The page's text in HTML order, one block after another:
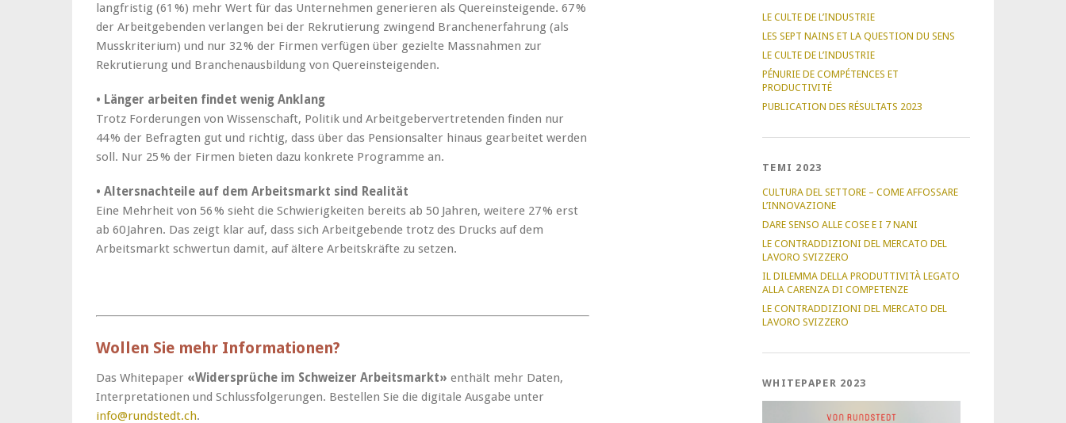
langfristig (61 %) mehr Wert für das Unternehmen generieren als Quereinsteigende. 67 %
der Arbeitgebenden verlangen bei der Rekrutierung zwingend Branchenerfahrung (als
Musskriterium) und nur 32 % der Firmen verfügen über gezielte Massnahmen zur
Rekrutierung und Branchenausbildung von Quereinsteigenden.
• Länger arbeiten findet wenig Anklang
Trotz Forderungen von Wissenschaft, Politik und Arbeitgebervertretenden finden nur
44 % der Befragten gut und richtig, dass über das Pensionsalter hinaus gearbeitet werden
soll. Nur 25 % der Firmen bieten dazu konkrete Programme an.
• Altersnachteile auf dem Arbeitsmarkt sind Realität
Eine Mehrheit von 56 % sieht die Schwierigkeiten bereits ab 50 Jahren, weitere 27 % erst
ab 60 Jahren. Das zeigt klar auf, dass sich Arbeitgebende trotz des Drucks auf dem
Arbeitsmarkt schwertun damit, auf ältere Arbeitskräfte zu setzen.
Wollen Sie mehr Informationen?
Das Whitepaper «Widersprüche im Schweizer Arbeitsmarkt» enthält mehr Daten,
Interpretationen und Schlussfolgerungen. Bestellen Sie die digitale Ausgabe unter
info@rundstedt.ch.
LE CULTE DE L’INDUSTRIE
LES SEPT NAINS ET LA QUESTION DU SENS
LE CULTE DE L’INDUSTRIE
PÉNURIE DE COMPÉTENCES ET
PRODUCTIVITÉ
PUBLICATION DES RÉSULTATS 2023
TEMI 2023
CULTURA DEL SETTORE – COME AFFOSSARE
L’INNOVAZIONE
DARE SENSO ALLE COSE E I 7 NANI
LE CONTRADDIZIONI DEL MERCATO DEL
LAVORO SVIZZERO
IL DILEMMA DELLA PRODUTTIVITÀ LEGATO
ALLA CARENZA DI COMPETENZE
LE CONTRADDIZIONI DEL MERCATO DEL
LAVORO SVIZZERO
WHITEPAPER 2023